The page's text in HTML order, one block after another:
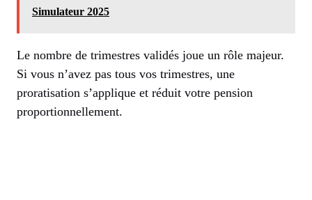
Simulateur 2025
Le nombre de trimestres validés joue un rôle majeur.
Si vous n’avez pas tous vos trimestres, une
proratisation s’applique et réduit votre pension
proportionnellement.